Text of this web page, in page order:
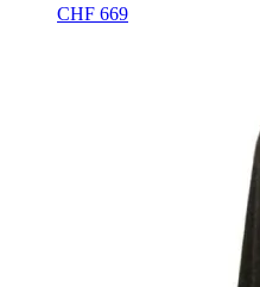
CHF 669